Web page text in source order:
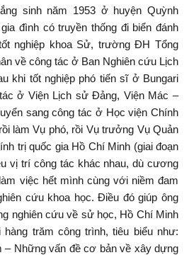
sinh năm 1953 ở huyện Quỳnh
đình có truyền thống đi biển đánh
nghiệp khoa Sử, trường ĐH Tổng
về công tác ở Ban Nghiên cứu Lịch
khi tốt nghiệp phó tiến sĩ ở Bungari
ở Viện Lịch sử Đảng, Viện Mác –
sang công tác ở Học viện Chính
làm Vụ phó, rồi Vụ trưởng Vụ Quản
trị quốc gia Hồ Chí Minh (giai đoạn
vị trí công tác khác nhau, dù cương
việc hết mình cùng với niềm đam
cứu khoa học. Điều đó giúp ông
nghiên cứu về sử học, Hồ Chí Minh
trăm công trình, tiêu biểu như:
– Những vấn đề cơ bản về xây dựng